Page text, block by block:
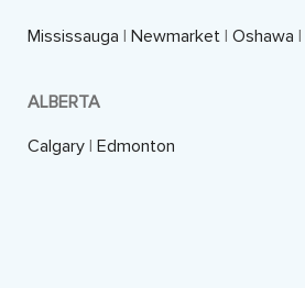
Mississauga | Newmarket | Oshawa |
ALBERTA
Calgary | Edmonton